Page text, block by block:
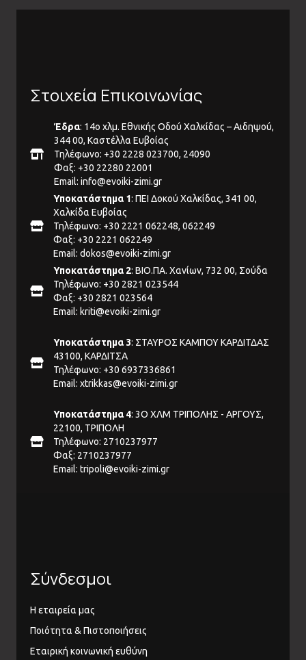
Στοιχεία Επικοινωνίας
Έδρα: 14ο χλμ. Εθνικής Οδού Χαλκίδας – Αιδηψού,
344 00, Καστέλλα Ευβοίας
Τηλέφωνο: +30 2228 023700, 24090
Φαξ: +30 22280 22001
Email: info@evoiki-zimi.gr
Υποκατάστημα 1: ΠΕΙ Δοκού Χαλκίδας, 341 00,
Χαλκίδα Ευβοίας
Τηλέφωνο: +30 2221 062248, 062249
Φαξ: +30 2221 062249
Email: dokos@evoiki-zimi.gr
Υποκατάστημα 2: ΒΙΟ.ΠΑ. Χανίων, 732 00, Σούδα
Τηλέφωνο: +30 2821 023544
Φαξ: +30 2821 023564
Email: kriti@evoiki-zimi.gr
Υποκατάστημα 3: ΣΤΑΥΡΟΣ ΚΑΜΠΟΥ ΚΑΡΔΙΤΔΑΣ
43100, ΚΑΡΔΙΤΣΑ
Τηλέφωνο: +30 6937336861
Email: xtrikkas@evoiki-zimi.gr
Υποκατάστημα 4: 3Ο ΧΛΜ ΤΡΙΠΟΛΗΣ - ΑΡΓΟΥΣ,
22100, ΤΡΙΠΟΛΗ
Τηλέφωνο: 2710237977
Φαξ: 2710237977
Email: tripoli@evoiki-zimi.gr
Σύνδεσμοι
Η εταιρεία μας
Ποιότητα & Πιστοποιήσεις
Εταιρική κοινωνική ευθύνη